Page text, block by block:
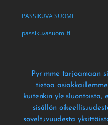
PASSIKUVA SUOMI
passikuvasuomi.fi
Pyrimme tarjoamaan
tietoa asiakkaillemme
kuitenkin yleisluontoista,
sisällön
soveltuvuudesta